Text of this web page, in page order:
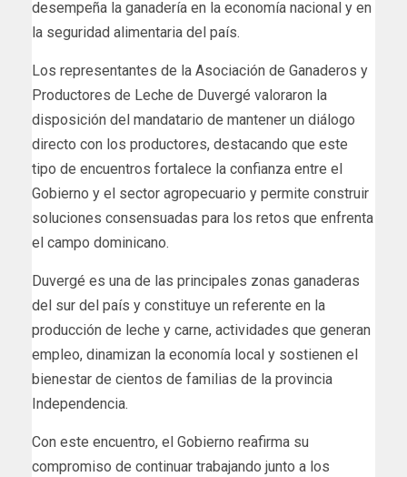
desempeña la ganadería en la economía nacional y en
la seguridad alimentaria del país.
Los representantes de la Asociación de Ganaderos y
Productores de Leche de Duvergé valoraron la
disposición del mandatario de mantener un diálogo
directo con los productores, destacando que este
tipo de encuentros fortalece la confianza entre el
Gobierno y el sector agropecuario y permite construir
soluciones consensuadas para los retos que enfrenta
el campo dominicano.
Duvergé es una de las principales zonas ganaderas
del sur del país y constituye un referente en la
producción de leche y carne, actividades que generan
empleo, dinamizan la economía local y sostienen el
bienestar de cientos de familias de la provincia
Independencia.
Con este encuentro, el Gobierno reafirma su
compromiso de continuar trabajando junto a los